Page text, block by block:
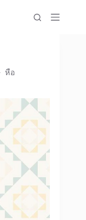
หือ